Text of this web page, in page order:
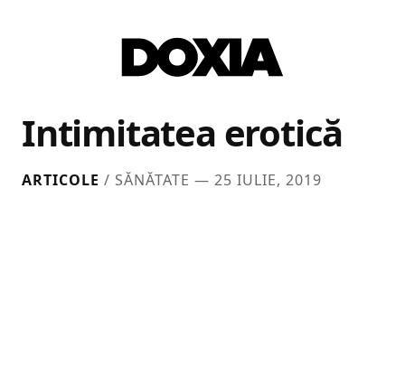
Intimitatea erotică
ARTICOLE / SĂNĂTATE — 25 IULIE, 2019